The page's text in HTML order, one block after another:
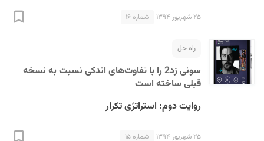
۲۵ شهریور ۱۳۹۴ شماره ۱۶
راه حل
سونی زد2 را با تفاوت‌های اندکی نسبت به نسخه
قبلی ساخته است
روایت دوم: استراتژی تکرار
۲۵ شهریور ۱۳۹۴ شماره ۱۵